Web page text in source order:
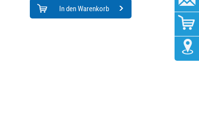
In den Warenkorb